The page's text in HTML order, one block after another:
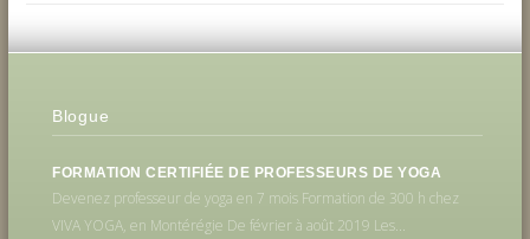
Blogue
FORMATION CERTIFIÉE DE PROFESSEURS DE YOGA
Devenez professeur de yoga en 7 mois Formation de 300 h chez
VIVA YOGA, en Montérégie De février à août 2019 Les...